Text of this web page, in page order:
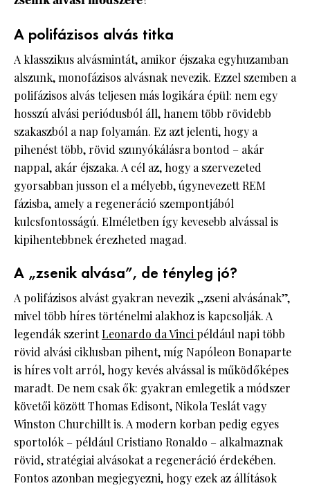
A polifázisos alvás titka
A klasszikus alvásmintát, amikor éjszaka egyhuzamban
alszunk, monofázisos alvásnak nevezik. Ezzel szemben a
polifázisos alvás teljesen más logikára épül: nem egy
hosszú alvási periódusból áll, hanem több rövidebb
szakaszból a nap folyamán. Ez azt jelenti, hogy a
pihenést több, rövid szunyókálásra bontod – akár
nappal, akár éjszaka. A cél az, hogy a szervezeted
gyorsabban jusson el a mélyebb, úgynevezett REM
fázisba, amely a regeneráció szempontjából
kulcsfontosságú. Elméletben így kevesebb alvással is
kipihentebbnek érezheted magad.
A „zsenik alvása”, de tényleg jó?
A polifázisos alvást gyakran nevezik „zseni alvásának”,
mivel több híres történelmi alakhoz is kapcsolják. A
legendák szerintLeonardo da Vinci például napi több
rövid alvási ciklusban pihent, míg Napóleon Bonaparte
is híres volt arról, hogy kevés alvással is működőképes
maradt. De nem csak ők: gyakran emlegetik a módszer
követői között Thomas Edisont, Nikola Teslát vagy
Winston Churchillt is. A modern korban pedig egyes
sportolók – például Cristiano Ronaldo – alkalmaznak
rövid, stratégiai alvásokat a regeneráció érdekében.
Fontos azonban megjegyezni, hogy ezek az állítások